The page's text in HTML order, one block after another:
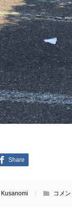
Share
Kusanomi コメ